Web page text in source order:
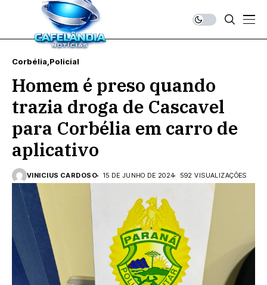
Corbélia Policial
Homem é preso quando
trazia droga de Cascavel
para Corbélia em carro de
aplicativo
VINICIUS CARDOSO 15 DE JUNHO DE 2024 592 VISUALIZAÇÕES